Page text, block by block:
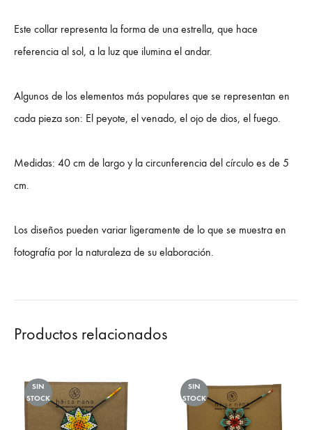
Este collar representa la forma de una estrella, que hace
referencia al sol, a la luz que ilumina el andar.
Algunos de los elementos más populares que se representan en
cada pieza son: El peyote, el venado, el ojo de dios, el fuego.
Medidas: 40 cm de largo y la circunferencia del círculo es de 5
cm.
Los diseños pueden variar ligeramente de lo que se muestra en
fotografía por la naturaleza de su elaboración.
Productos relacionados
SIN
STOCK
SIN
STOCK